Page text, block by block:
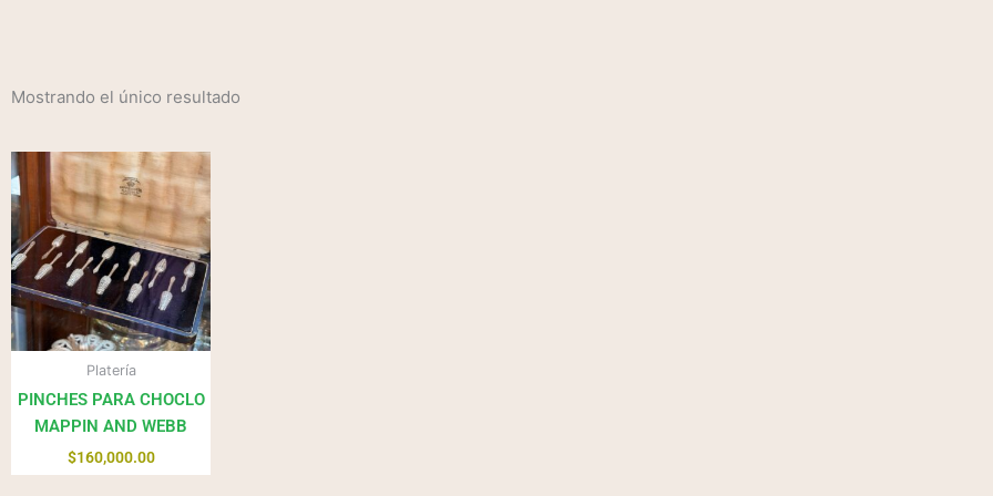
Mostrando el único resultado
Platería
PINCHES PARA CHOCLO
MAPPIN AND WEBB
$160,000.00